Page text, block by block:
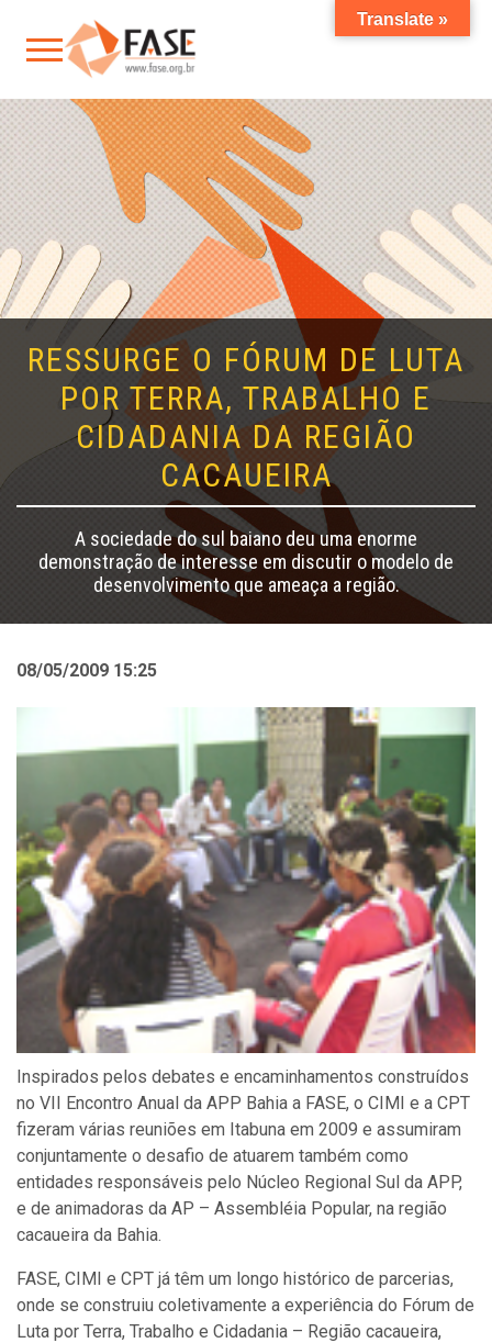
RESSURGE O FÓRUM DE LUTA
POR TERRA, TRABALHO E
CIDADANIA DA REGIÃO
CACAUEIRA
A sociedade do sul baiano deu uma enorme
demonstração de interesse em discutir o modelo de
desenvolvimento que ameaça a região.
08/05/2009 15:25
Inspirados pelos debates e encaminhamentos construídos
no VII Encontro Anual da APP Bahia a FASE, o CIMI e a CPT
fizeram várias reuniões em Itabuna em 2009 e assumiram
conjuntamente o desafio de atuarem também como
entidades responsáveis pelo Núcleo Regional Sul da APP,
e de animadoras da AP – Assembléia Popular, na região
cacaueira da Bahia.
FASE, CIMI e CPT já têm um longo histórico de parcerias,
onde se construiu coletivamente a experiência do Fórum de
Luta por Terra, Trabalho e Cidadania – Região cacaueira,
Translate »